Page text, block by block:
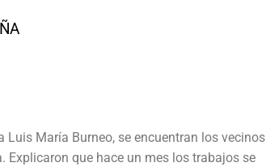
María Burneo, se encuentran los vecinos
Explicaron que hace un mes los trabajos se